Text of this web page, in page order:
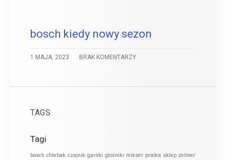
bosch kiedy nowy sezon
1 MAJA, 2023 BRAK KOMENTARZY
TAGS
Tagi
bosch chlebak czajnik garnki głośniki mikser pralka sklep zelmer